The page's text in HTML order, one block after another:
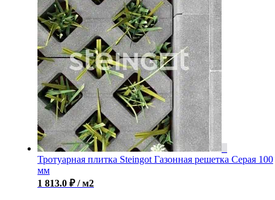
Тротуарная плитка Steingot Газонная решетка Серая 100
мм
1 813.0 ₽ / м2